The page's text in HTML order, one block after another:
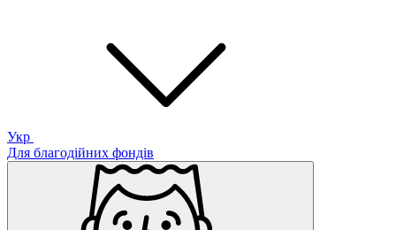
Укр
Для благодійних фондів